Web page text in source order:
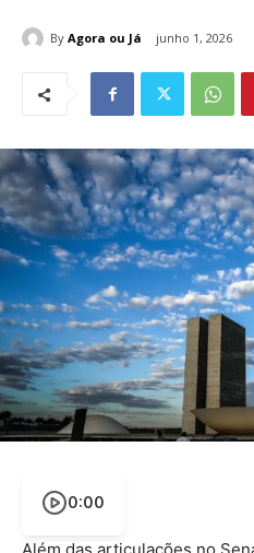
By Agora ou Já junho 1, 2026
0:00